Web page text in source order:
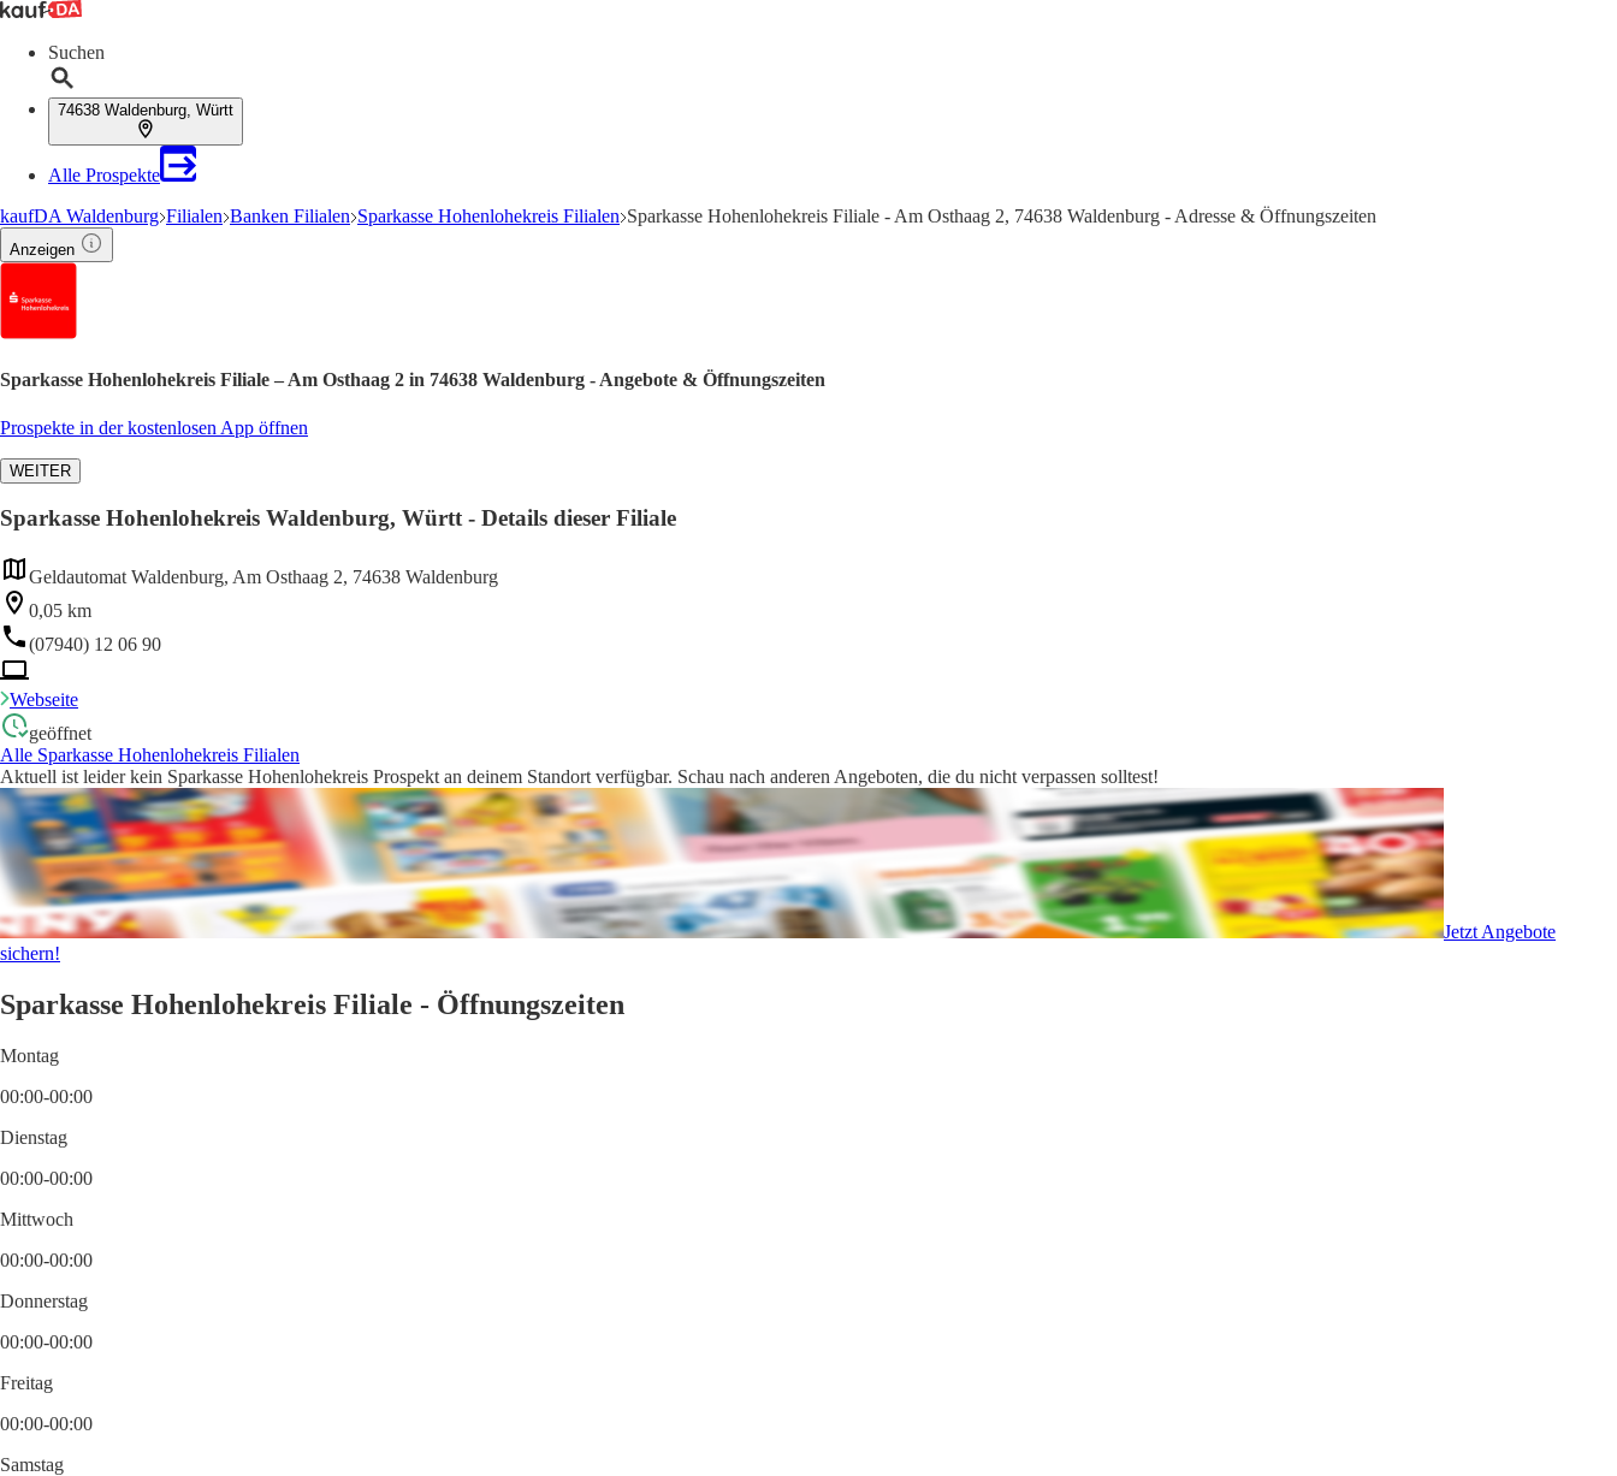
Suchen
74638 Waldenburg, Württ
Alle Prospekte
kaufDA Waldenburg Filialen Banken Filialen Sparkasse Hohenlohekreis Filialen Sparkasse Hohenlohekreis Filiale - Am Osthaag 2, 74638 Waldenburg - Adresse & Öffnungszeiten
Anzeigen
Sparkasse Hohenlohekreis Filiale – Am Osthaag 2 in 74638 Waldenburg - Angebote & Öffnungszeiten
Prospekte in der kostenlosen App öffnen
WEITER
Sparkasse Hohenlohekreis Waldenburg, Württ - Details dieser Filiale
Geldautomat Waldenburg, Am Osthaag 2, 74638 Waldenburg
0,05 km
(07940) 12 06 90
Webseite
geöffnet
Alle Sparkasse Hohenlohekreis Filialen
Aktuell ist leider kein Sparkasse Hohenlohekreis Prospekt an deinem Standort verfügbar. Schau nach anderen Angeboten, die du nicht verpassen solltest!
Jetzt Angebote
sichern!
Sparkasse Hohenlohekreis Filiale - Öffnungszeiten
Montag
00:00-00:00
Dienstag
00:00-00:00
Mittwoch
00:00-00:00
Donnerstag
00:00-00:00
Freitag
00:00-00:00
Samstag